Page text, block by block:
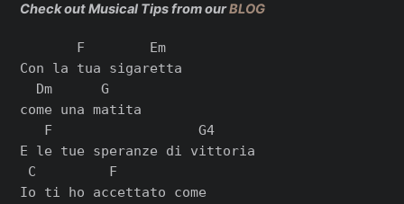
Check out Musical Tips from ourBLOG
       F        Em
Con la tua sigaretta
  Dm      G
come una matita
   F                  G4
E le tue speranze di vittoria
C         F
Io ti ho accettato come